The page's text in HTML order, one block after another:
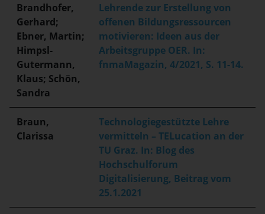
Brandhofer,
Gerhard;
Ebner, Martin;
Himpsl-
Gutermann,
Klaus; Schön,
Sandra
Lehrende zur Erstellung von
offenen Bildungsressourcen
motivieren: Ideen aus der
Arbeitsgruppe OER. In:
fnmaMagazin, 4/2021, S. 11-14.
Braun,
Clarissa
Technologiegestützte Lehre
vermitteln – TELucation an der
TU Graz. In: Blog des
Hochschulforum
Digitalisierung, Beitrag vom
25.1.2021